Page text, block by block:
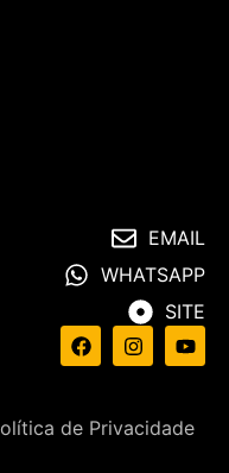
EMAIL
WHATSAPP
SITE
de Privacidade